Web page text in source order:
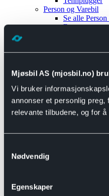
Mjøsbil AS (mjosbil.no)
Vi bruker
annonser et personlig preg,
relevante tilbudene, og for
Nødvendig
Egenskaper
Person og Varebil
Se alle
Brems
Motor og
Se alle
Bremsedeler
Se alle
Drivline og
Se alle
Eksosanlegg